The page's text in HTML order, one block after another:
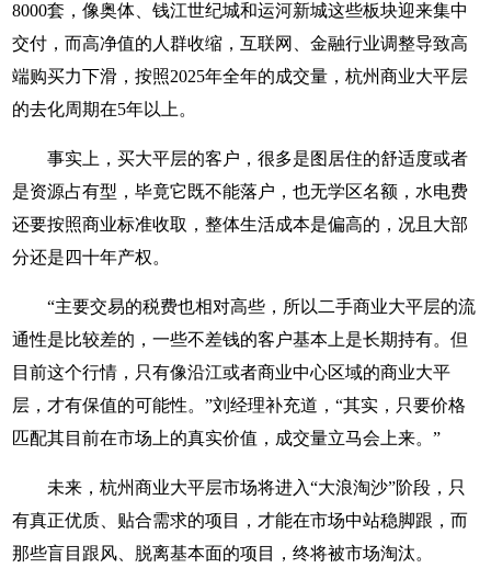
8000套，像奥体、钱江世纪城和运河新城这些板块迎来集中
交付，而高净值的人群收缩，互联网、金融行业调整导致高
端购买力下滑，按照2025年全年的成交量，杭州商业大平层
的去化周期在5年以上。
事实上，买大平层的客户，很多是图居住的舒适度或者
是资源占有型，毕竟它既不能落户，也无学区名额，水电费
还要按照商业标准收取，整体生活成本是偏高的，况且大部
分还是四十年产权。
“主要交易的税费也相对高些，所以二手商业大平层的流
通性是比较差的，一些不差钱的客户基本上是长期持有。但
目前这个行情，只有像沿江或者商业中心区域的商业大平
层，才有保值的可能性。”刘经理补充道，“其实，只要价格
匹配其目前在市场上的真实价值，成交量立马会上来。”
未来，杭州商业大平层市场将进入“大浪淘沙”阶段，只
有真正优质、贴合需求的项目，才能在市场中站稳脚跟，而
那些盲目跟风、脱离基本面的项目，终将被市场淘汰。